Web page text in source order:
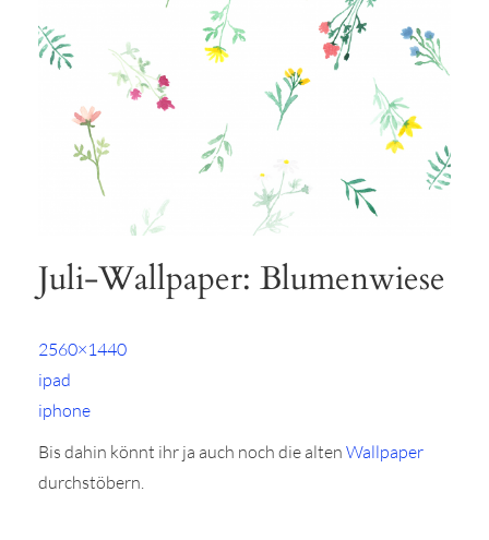
Juli-Wallpaper: Blumenwiese
2560×1440
ipad
iphone
Bis dahin könnt ihr ja auch noch die alten Wallpaper
durchstöbern.